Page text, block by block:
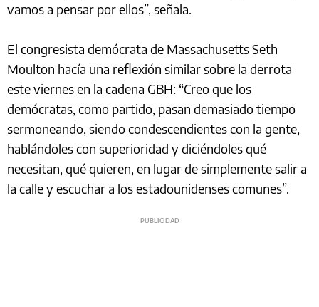
vamos a pensar por ellos”, señala.
El congresista demócrata de Massachusetts Seth
Moulton hacía una reflexión similar sobre la derrota
este viernes en la cadena GBH: “Creo que los
demócratas, como partido, pasan demasiado tiempo
sermoneando, siendo condescendientes con la gente,
hablándoles con superioridad y diciéndoles qué
necesitan, qué quieren, en lugar de simplemente salir a
la calle y escuchar a los estadounidenses comunes”.